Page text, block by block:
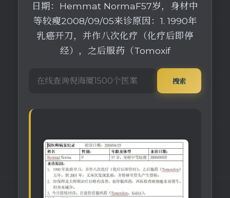
日期：Hemmat NormaF57岁，身材中
等较瘦2008/09/05来诊原因：1. 1990年
乳癌开刀，并作八次化疗（化疗后即停
经），之后服药（Tomoxif
搜索